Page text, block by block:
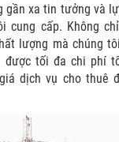
gần xa tin tưởng và
cung cấp. Không
lượng mà chúng
được tối đa chi phí
dịch vụ cho thuê